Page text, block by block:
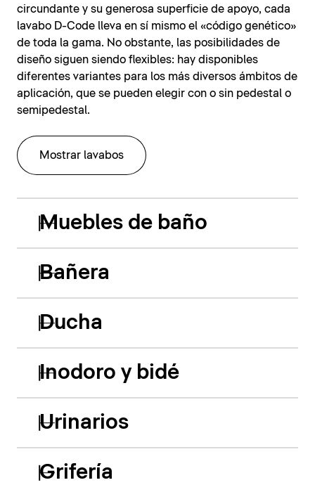
circundante y su generosa superficie de apoyo, cada
lavabo D-Code lleva en sí mismo el «código genético»
de toda la gama. No obstante, las posibilidades de
diseño siguen siendo flexibles: hay disponibles
diferentes variantes para los más diversos ámbitos de
aplicación, que se pueden elegir con o sin pedestal o
semipedestal.
Mostrar lavabos
Muebles de baño
Bañera
Ducha
Inodoro y bidé
Urinarios
Grifería